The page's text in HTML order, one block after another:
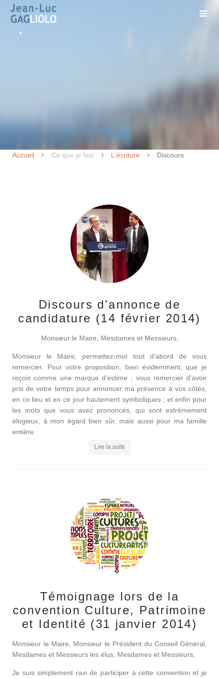
Accueil Ce que je fais L'écriture Discours
Discours d'annonce de
candidature (14 février 2014)
Monsieur le Maire, Mesdames et Messieurs,
Monsieur le Maire, permettez-moi tout d'abord de vous
remercier. Pour votre proposition, bien évidemment, que je
reçois comme une marque d’estime ; vous remercier d'avoir
pris de votre temps pour annoncer ma présence à vos côtés,
en ce lieu et en ce jour hautement symboliques ; et enfin pour
les mots que vous avez prononcés, qui sont extrêmement
élogieux, à mon égard bien sûr, mais aussi pour ma famille
entière.
Lire la suite
Témoignage lors de la
convention Culture, Patrimoine
et Identité (31 janvier 2014)
Monsieur le Maire, Monsieur le Président du Conseil Général,
Mesdames et Messieurs les élus, Mesdames et Messieurs,
Je suis simplement ravi de participer à cette convention et je